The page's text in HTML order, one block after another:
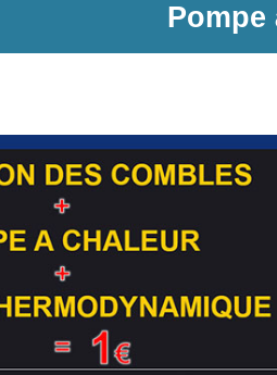
Pompe